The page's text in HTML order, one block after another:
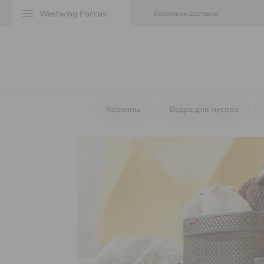
menu Бережная доставка
Корзины Ведра для мусора